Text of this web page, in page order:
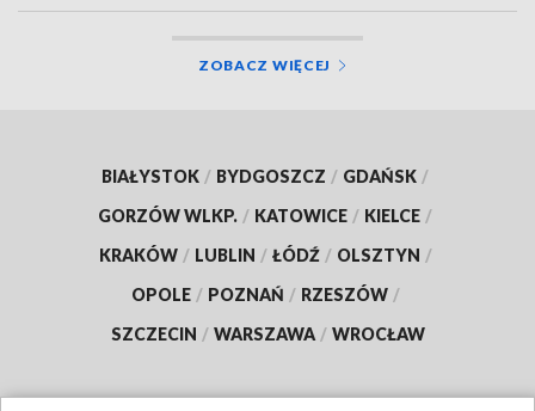
ZOBACZ WIĘCEJ
BIAŁYSTOK / BYDGOSZCZ / GDAŃSK /
GORZÓW WLKP. / KATOWICE / KIELCE /
KRAKÓW / LUBLIN / ŁÓDŹ / OLSZTYN /
OPOLE / POZNAŃ / RZESZÓW /
SZCZECIN / WARSZAWA / WROCŁAW